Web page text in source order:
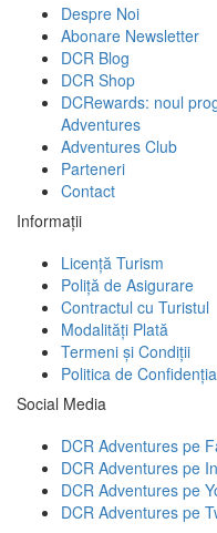
Despre Noi
Abonare Newsletter
DCR Blog
DCR Shop
DCRewards: noul
Adventures
Adventures Club
Parteneri
Contact
Informații
Licență Turism
Poliță de Asigurare
Contractul cu Turistul
Modalități Plată
Termeni și Condiții
Politica de
Social Media
DCR Adventures pe
DCR Adventures pe
DCR Adventures pe
DCR Adventures pe